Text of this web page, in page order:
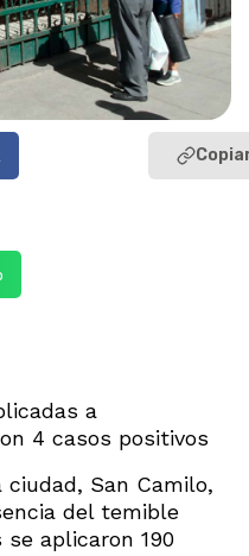
a
4 casos positivos
San Camilo,
del temible
aplicaron 190